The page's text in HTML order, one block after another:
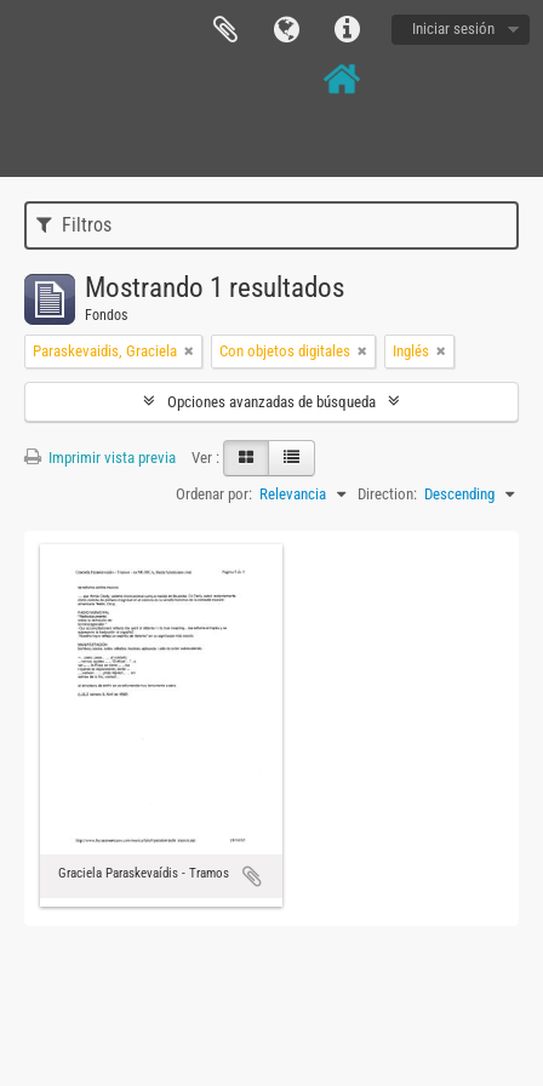
Iniciar sesión
Filtros
Mostrando 1 resultados
Fondos
Paraskevaidis, Graciela Con objetos digitales Inglés
Opciones avanzadas de búsqueda
Imprimir vista previa
Ver :
Ordenar por: Relevancia Direction: Descending
Graciela Paraskevaídis - Tramos